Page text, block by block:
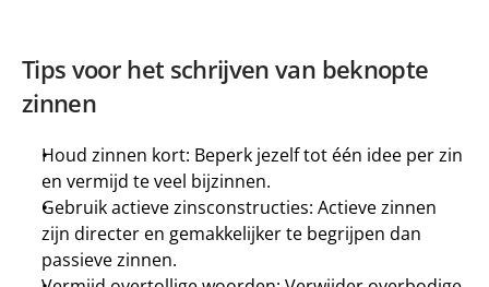
Tips voor het schrijven van beknopte
zinnen
Houd zinnen kort: Beperk jezelf tot één idee per zin
en vermijd te veel bijzinnen.
Gebruik actieve zinsconstructies: Actieve zinnen
zijn directer en gemakkelijker te begrijpen dan
passieve zinnen.